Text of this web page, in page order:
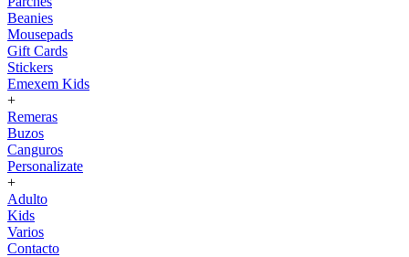
Beanies
Mousepads
Gift Cards
Stickers
Emexem Kids
+
Remeras
Buzos
Canguros
Personalizate
+
Adulto
Kids
Varios
Contacto